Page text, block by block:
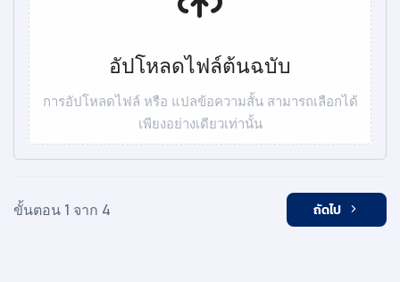
อัปโหลดไฟล์ต้นฉบับ
การอัปโหลดไฟล์ หรือ แปลข้อความสั้น สามารถเลือกได้
เพียงอย่างเดียวเท่านั้น
ขั้นตอน 1 จาก 4 ถัดไป